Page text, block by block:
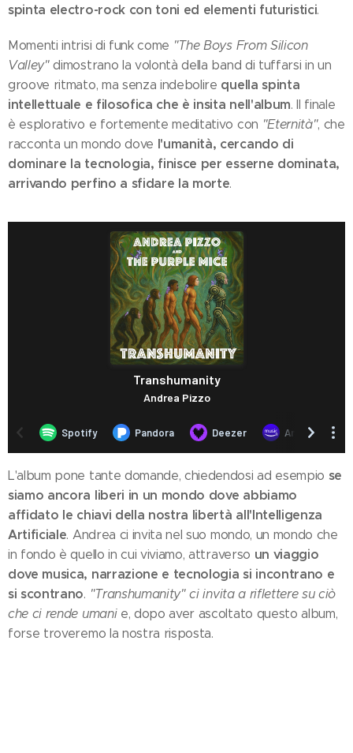
spinta electro-rock con toni ed elementi futuristici.
Momenti intrisi di funk come "The Boys From Silicon
Valley"dimostrano la volontà della band di tuffarsi in un
groove ritmato, ma senza indebolire quella spinta
intellettuale e filosofica che è insita nell'album. Il finale
è esplorativo e fortemente meditativo con "Eternità", che
racconta un mondo dove l'umanità, cercando di
dominare la tecnologia, finisce per esserne dominata,
arrivando perfino a sfidare la morte.
L'album pone tante domande, chiedendosi ad esempio se
siamo ancora liberi in un mondo dove abbiamo
affidato le chiavi della nostra libertà all'Intelligenza
Artificiale. Andrea ci invita nel suo mondo, un mondo che
in fondo è quello in cui viviamo, attraverso un viaggio
dove musica, narrazione e tecnologia si incontrano e
si scontrano. "Transhumanity" ci invita a riflettere su ciò
che ci rende umanie, dopo aver ascoltato questo album,
forse troveremo la nostra risposta.